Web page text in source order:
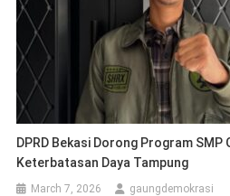
DPRD Bekasi Dorong Program
Keterbatasan Daya Tampung
March 7, 2026 gaungdemokrasi